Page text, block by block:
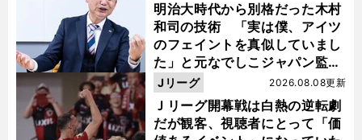
明治大時代から別格だった木村
和司の技術 「実は僕、アイツ
のフェイントを真似していまし
た」と元なでしこジャパン監
督・佐々木則夫
Ｊリーグ開幕戦は白熱の逆転劇
だが観客、視聴者にとって「価
2026.08.08更新
Jリーグ